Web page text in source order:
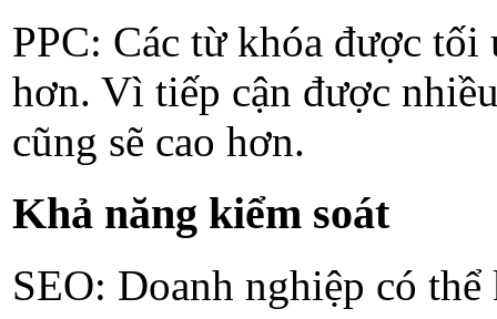
PPC: Các từ khóa được tối
hơn. Vì tiếp cận được
cũng sẽ cao hơn.
Khả năng kiểm soát
SEO: Doanh nghiệp có